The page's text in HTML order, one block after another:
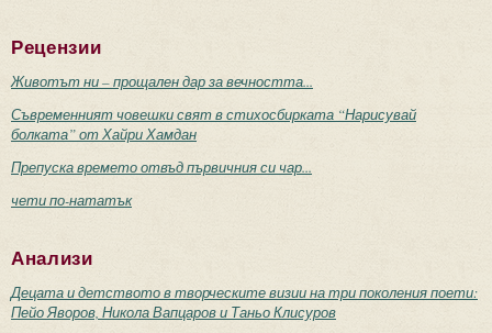
Рецензии
Животът ни – прощален дар за вечността...
Съвременният човешки свят в стихосбирката “Нарисувай
болката” от Хайри Хамдан
Препуска времето отвъд първичния си чар...
чети по-нататък
Анализи
Децата и детството в творческите визии на три поколения поети:
Пейо Яворов, Никола Вапцаров и Таньо Клисуров